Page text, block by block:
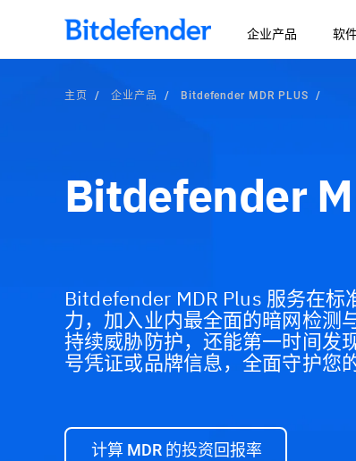
企业产品 软
主页 企业产品 Bitdefender MDR PLUS
Bitdefender
Bitdefender MDR Plus 服务在标
力，加入业内最全面的暗网检测
持续威胁防护，还能第一时间发
号凭证或品牌信息，全面守护您
计算 MDR 的投资回报率